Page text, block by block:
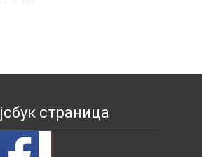
страница